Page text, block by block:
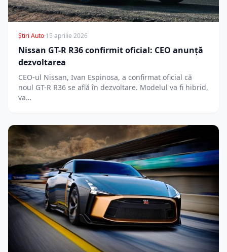
Știri Auto·15 aprilie 2026
Nissan GT-R R36 confirmit oficial: CEO anunță
dezvoltarea
CEO-ul Nissan, Ivan Espinosa, a confirmat oficial că
noul GT-R R36 se află în dezvoltare. Modelul va fi hibrid,
va…